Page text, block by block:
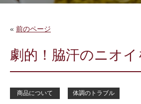
« 前のページ
劇的！脇汗のニオイ
商品について 体調のトラブル